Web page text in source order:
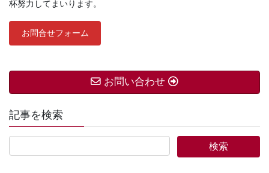
杯努力してまいります。
お問合せフォーム
お問い合わせ
記事を検索